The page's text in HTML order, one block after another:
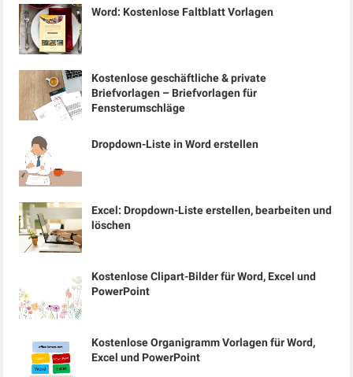
Word: Kostenlose Faltblatt Vorlagen
Kostenlose geschäftliche & private
Briefvorlagen – Briefvorlagen für
Fensterumschläge
Dropdown-Liste in Word erstellen
Excel: Dropdown-Liste erstellen, bearbeiten und
löschen
Kostenlose Clipart-Bilder für Word, Excel und
PowerPoint
Kostenlose Organigramm Vorlagen für Word,
Excel und PowerPoint